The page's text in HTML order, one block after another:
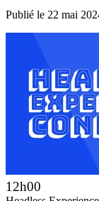
Publié le 22 mai
12h00